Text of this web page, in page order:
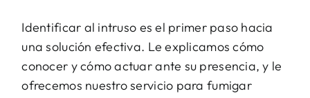
Identificar al intruso es el primer paso hacia
una solución efectiva. Le explicamos cómo
conocer y cómo actuar ante su presencia, y le
ofrecemos nuestro servicio para fumigar